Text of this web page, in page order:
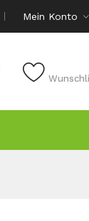
Mein Konto